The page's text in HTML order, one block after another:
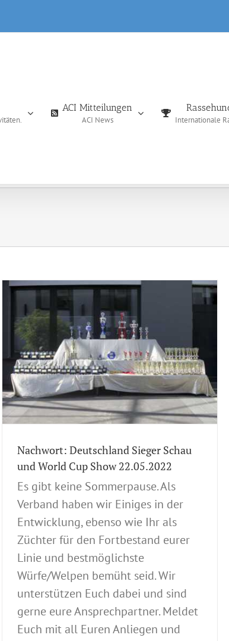
ACI Mitteilungen
ACI News Internationale
Nachwort: Deutschland Sieger Schau
und World Cup Show 22.05.2022
Es gibt keine Sommerpause. Als
Verband haben wir Einiges in der
Entwicklung, ebenso wie Ihr als
Züchter für den Fortbestand eurer
Linie und bestmöglichste
Würfe/Welpen bemüht seid. Wir
unterstützen Euch dabei und sind
gerne eure Ansprechpartner. Meldet
Euch mit all Euren Anliegen und